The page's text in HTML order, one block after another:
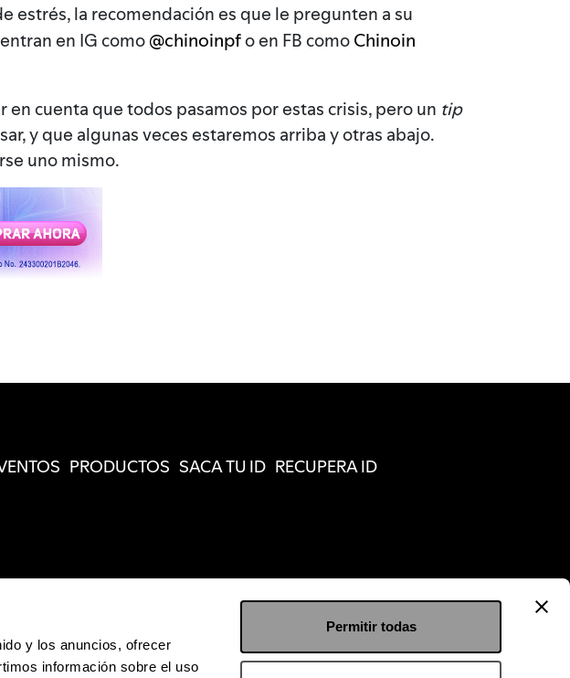
y los anuncios, ofrecer
información sobre el uso
Permitir todas
estrés, la recomendación es que le pregunten a su
en IG como@chinoinpfo en FB comoChinoin
cuenta que todos pasamos por estas crisis, pero un tip
y que algunas veces estaremos arriba y otras abajo.
uno mismo.
PRODUCTOS SACA TU ID RECUPERA ID